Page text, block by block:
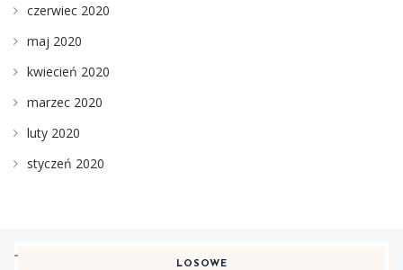
czerwiec 2020
maj 2020
kwiecień 2020
marzec 2020
luty 2020
styczeń 2020
LOSOWE